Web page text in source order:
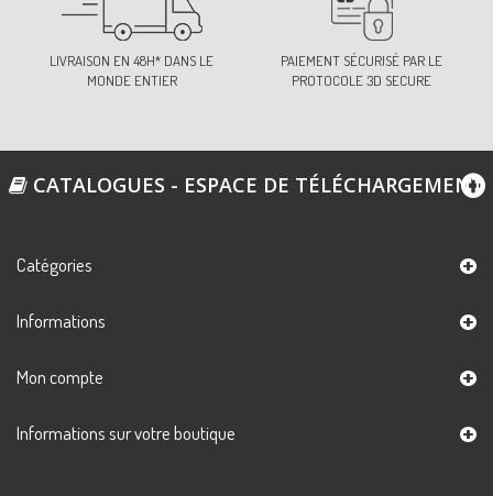
LIVRAISON EN 48H* DANS LE
MONDE ENTIER
PAIEMENT SÉCURISÉ PAR LE
PROTOCOLE 3D SECURE
CATALOGUES - ESPACE DE TÉLÉCHARGEMENT
Catégories
Informations
Mon compte
Informations sur votre boutique